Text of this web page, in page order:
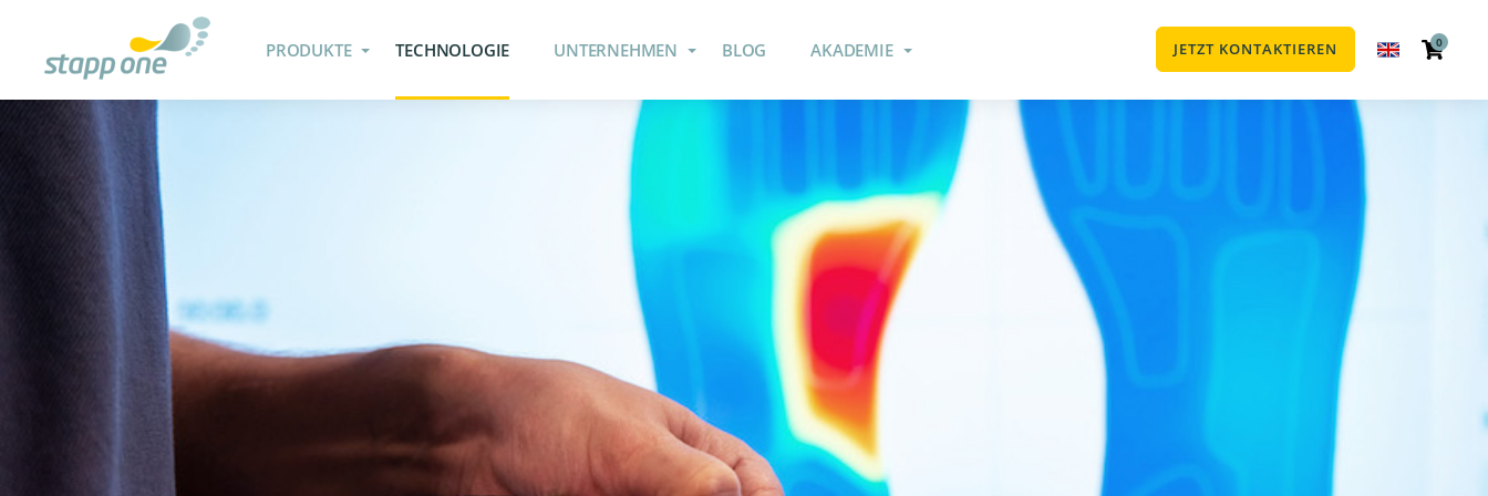
PRODUKTE TECHNOLOGIE UNTERNEHMEN BLOG AKADEMIE JETZT KONTAKTIEREN 0